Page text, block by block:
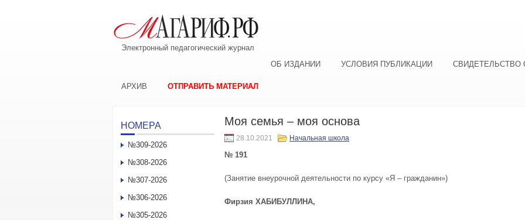
Электронный педагогический журнал
ОБ ИЗДАНИИ
УСЛОВИЯ ПУБЛИКАЦИИ СВИДЕТЕЛЬСТВО
АРХИВ ОТПРАВИТЬ МАТЕРИАЛ
Моя семья – моя основа
28.10.2021 Начальная школа
№ 191
(Занятие внеурочной деятельности по курсу «Я – гражданин»)
Фирзия ХАБИБУЛЛИНА,
НОМЕРА
№309-2026
№308-2026
№307-2026
№306-2026
№305-2026